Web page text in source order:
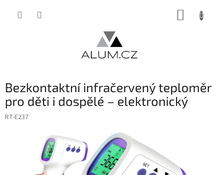
Bezkontaktní infračervený teploměr
pro děti i dospělé – elektronický
RT-E237